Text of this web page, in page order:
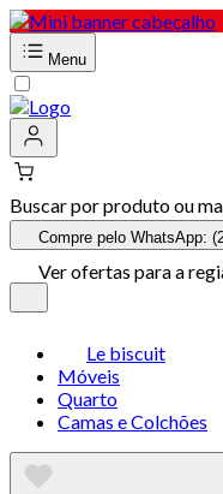
Menu
Buscar por produto ou
Compre pelo WhatsApp:
Ver ofertas para a
Le biscuit
Móveis
Quarto
Camas e Colchões